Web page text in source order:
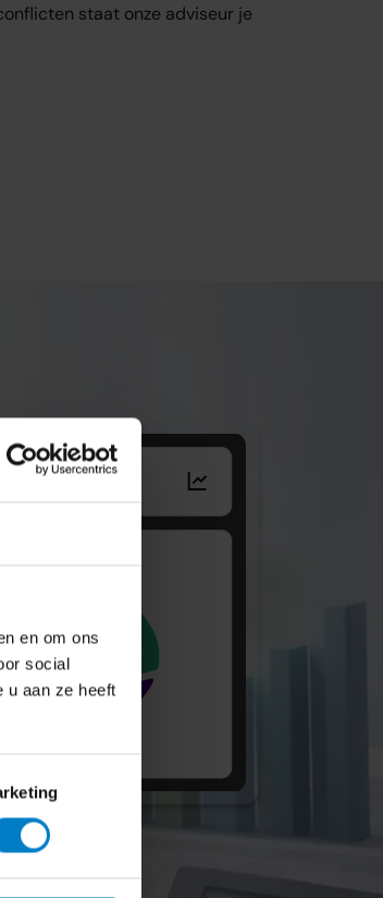
en om ons
social
u aan ze heeft
staat onze adviseur je